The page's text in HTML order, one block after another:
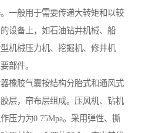
一般用于需要传递大转矩和以较
设备上，如石油钻井机械、船
机械压力机、挖掘机、修井机
部件。
橡胶气囊按结构分胎式和通风式
层，帘布层组成。压风机、钻机
压力为0.75Mpa。采用弹性、撕